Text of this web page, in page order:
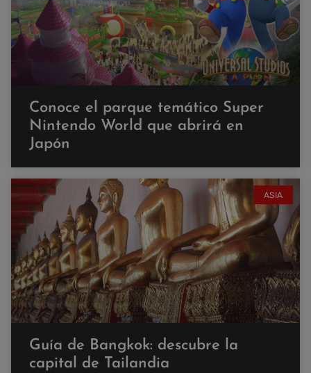
Conoce el parque temático Super
Nintendo World que abrirá en
Japón
ASIA
Guía de Bangkok: descubre la
capital de Tailandia